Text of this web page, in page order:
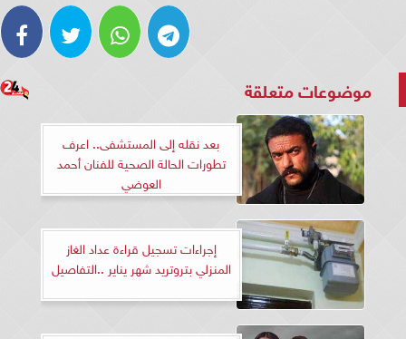
موضوعات متعلقة
بعد نقله إلى المستشفى.. اعرف
تطورات الحالة الصحية للفنان أحمد
العوضي
إجراءات تسجيل قراءة عداد الغاز
المنزلي بتروتريد شهر يناير ..التفاصيل